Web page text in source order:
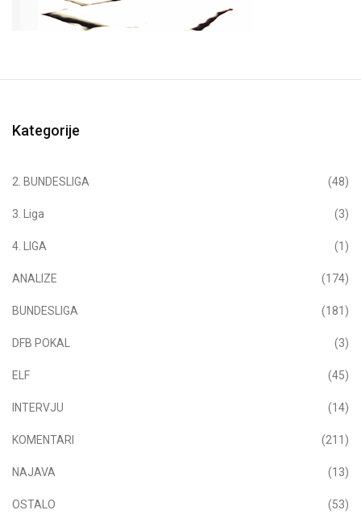
Kategorije
2. BUNDESLIGA (48)
3. Liga (3)
4. LIGA (1)
ANALIZE (174)
BUNDESLIGA (181)
DFB POKAL (3)
ELF (45)
INTERVJU (14)
KOMENTARI (211)
NAJAVA (13)
OSTALO (53)